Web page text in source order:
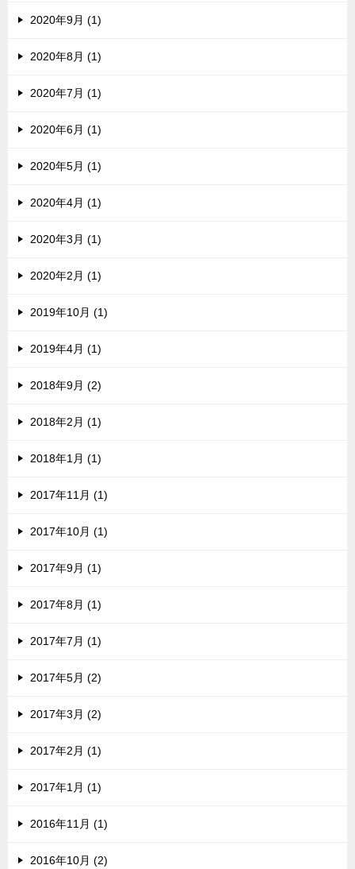
2020年9月 (1)
2020年8月 (1)
2020年7月 (1)
2020年6月 (1)
2020年5月 (1)
2020年4月 (1)
2020年3月 (1)
2020年2月 (1)
2019年10月 (1)
2019年4月 (1)
2018年9月 (2)
2018年2月 (1)
2018年1月 (1)
2017年11月 (1)
2017年10月 (1)
2017年9月 (1)
2017年8月 (1)
2017年7月 (1)
2017年5月 (2)
2017年3月 (2)
2017年2月 (1)
2017年1月 (1)
2016年11月 (1)
2016年10月 (2)